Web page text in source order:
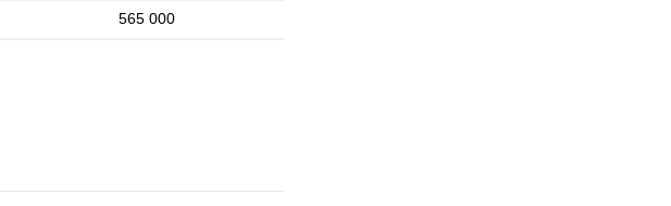
565 000